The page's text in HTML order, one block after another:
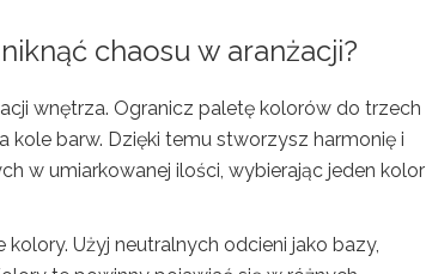
chaosu w aranżacji?
wnętrza. Ogranicz paletę kolorów do trzech
kole barw. Dzięki temu stworzysz harmonię i
w umiarkowanej ilości, wybierając jeden kolor
Użyj neutralnych odcieni jako bazy,